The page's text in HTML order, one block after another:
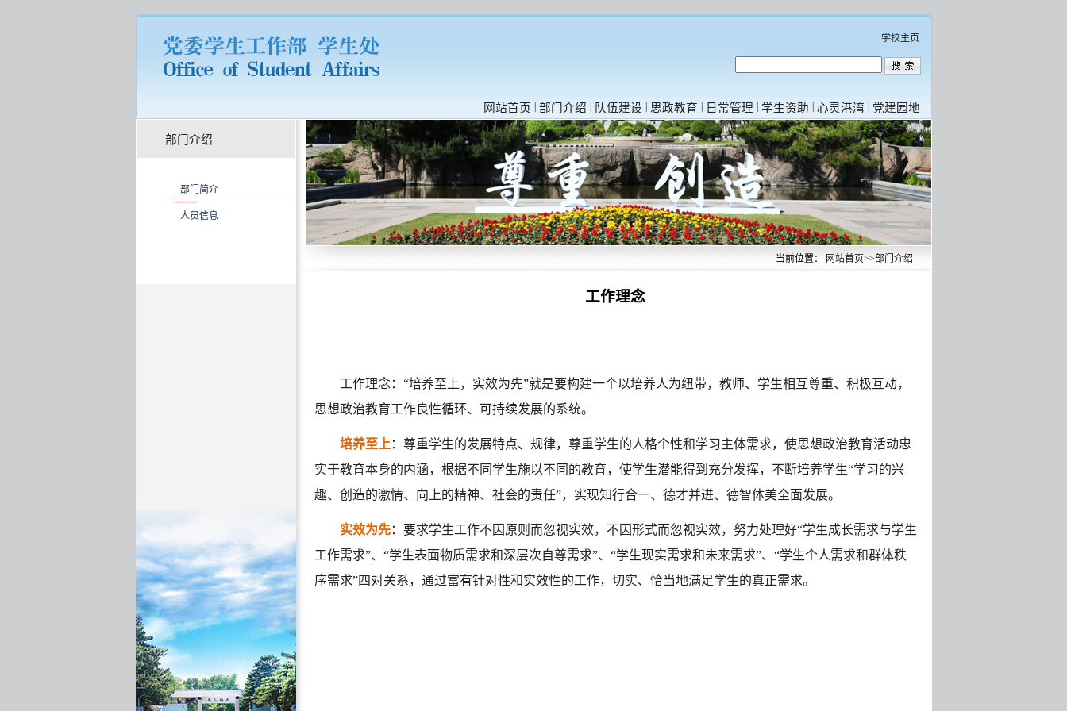
学校主页
网站首页 部门介绍 队伍建设 思政教育 日常管理 学生资助 心灵港湾 党建园地
部门介绍
部门简介
人员信息
当前位置： 网站首页>>部门介绍
工作理念
工作理念：“培养至上，实效为先”就是要构建一个以培养人为纽带，教师、学生相互尊重、积极互动，
思想政治教育工作良性循环、可持续发展的系统。
培养至上 ：尊重学生的发展特点、规律，尊重学生的人格个性和学习主体需求，使思想政治教育活动忠
实于教育本身的内涵，根据不同学生施以不同的教育，使学生潜能得到充分发挥，不断培养学生“学习的兴
趣、创造的激情、向上的精神、社会的责任”，实现知行合一、德才并进、德智体美全面发展。
实效为先：要求学生工作不因原则而忽视实效，不因形式而忽视实效，努力处理好“学生成长需求与学生
工作需求”、“学生表面物质需求和深层次自尊需求”、“学生现实需求和未来需求”、“学生个人需求和群体秩
序需求”四对关系，通过富有针对性和实效性的工作，切实、恰当地满足学生的真正需求。